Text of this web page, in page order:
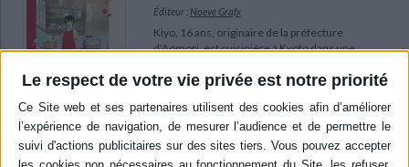
Le respect de votre vie privée est notre priorité
Éditeur : Noeve Grafx
Kiyo, 16 ans, originaire de la préfecture
d'Aomori, est cuisinière à Kyoto dans une
soutien aux apprenties geisha par ses plats et
le vrai visage de ces jeunes femmes, derrière le
fard blanc et les kimonos. ©Electre 2026
7,95 €
Indisponible